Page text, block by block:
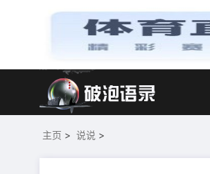
主页 > 说说 >